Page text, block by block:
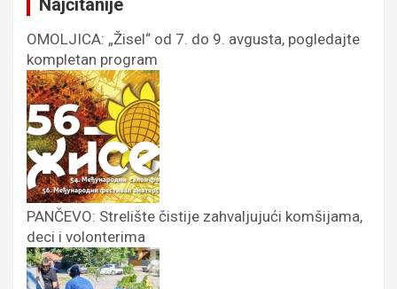
OMOLJICA: „Žisel“ od 7. do 9. avgusta, pogledajte
kompletan program
PANČEVO: Strelište čistije zahvaljujući komšijama,
deci i volonterima